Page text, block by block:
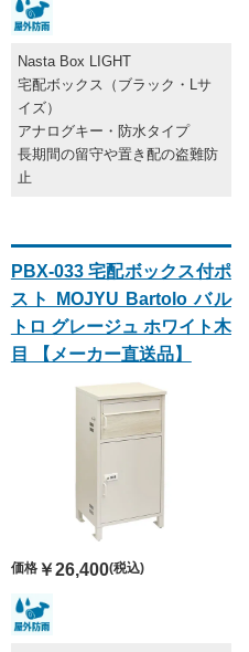
Nasta Box LIGHT
宅配ボックス（ブラック・Lサ
イズ）
アナログキー・防水タイプ
長期間の留守や置き配の盗難防
止
PBX-033 宅配ボックス付ポ
スト MOJYU Bartolo バル
トロ グレージュ ホワイト木
目 【メーカー直送品】
価格￥26,400(税込)